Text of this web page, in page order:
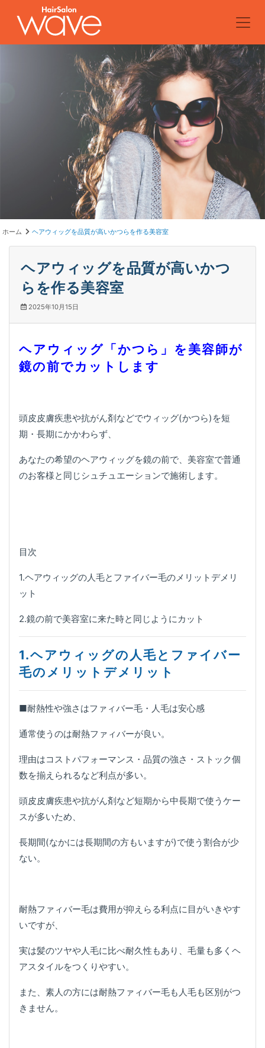
ホーム ヘアウィッグを品質が高いかつらを作る美容室
ヘアウィッグを品質が高いかつ
らを作る美容室
2025年10月15日
ヘアウィッグ「かつら」を美容師が
鏡の前でカットします
頭皮皮膚疾患や抗がん剤などでウィッグ(かつら)を短
期・長期にかかわらず、
あなたの希望のヘアウィッグを鏡の前で、美容室で普通
のお客様と同じシュチュエーションで施術します。
目次
1.ヘアウィッグの人毛とファイバー毛のメリットデメリ
ット
2.鏡の前で美容室に来た時と同じようにカット
1.ヘアウィッグの人毛とファイバー
毛のメリットデメリット
■耐熱性や強さはファィバー毛・人毛は安心感
通常使うのは耐熱ファィバーが良い。
理由はコストパフォーマンス・品質の強さ・ストック個
数を揃えられるなど利点が多い。
頭皮皮膚疾患や抗がん剤など短期から中長期で使うケー
スが多いため、
長期間(なかには長期間の方もいますが)で使う割合が少
ない。
耐熱ファィバー毛は費用が抑えらる利点に目がいきやす
いですが、
実は髪のツヤや人毛に比べ耐久性もあり、毛量も多くヘ
アスタイルをつくりやすい。
また、素人の方には耐熱ファィバー毛も人毛も区別がつ
きません。